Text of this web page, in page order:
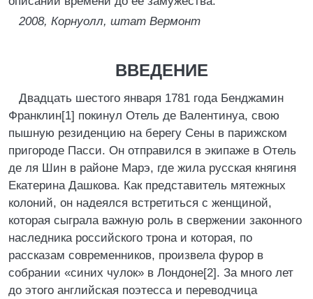
2008, Корнуолл, штат Вермонт
ВВЕДЕНИЕ
Двадцать шестого января 1781 года Бенджамин
Франклин[1] покинул Отель де Валентинуа, свою
пышную резиденцию на берегу Сены в парижском
пригороде Пасси. Он отправился в экипаже в Отель
де ля Шин в районе Марэ, где жила русская княгиня
Екатерина Дашкова. Как представитель мятежных
колоний, он надеялся встретиться с женщиной,
которая сыграла важную роль в свержении законного
наследника российского трона и которая, по
рассказам современников, произвела фурор в
собрании «синих чулок» в Лондоне[2]. За много лет
до этого английская поэтесса и переводчица